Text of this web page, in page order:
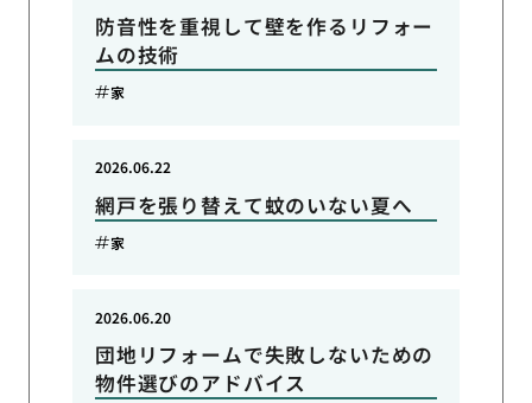
防音性を重視して壁を作るリフォー
ムの技術
家
網戸を張り替えて蚊のいない夏へ
2026.06.22
家
団地リフォームで失敗しないための
物件選びのアドバイス
2026.06.20